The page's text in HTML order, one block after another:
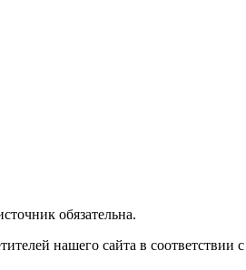
обязательна.
нашего сайта в соответствии с